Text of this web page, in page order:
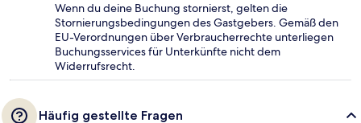
Wenn du deine Buchung stornierst, gelten die
Stornierungsbedingungen des Gastgebers. Gemäß den
EU-Verordnungen über Verbraucherrechte unterliegen
Buchungsservices für Unterkünfte nicht dem
Widerrufsrecht.
Häufig gestellte Fragen